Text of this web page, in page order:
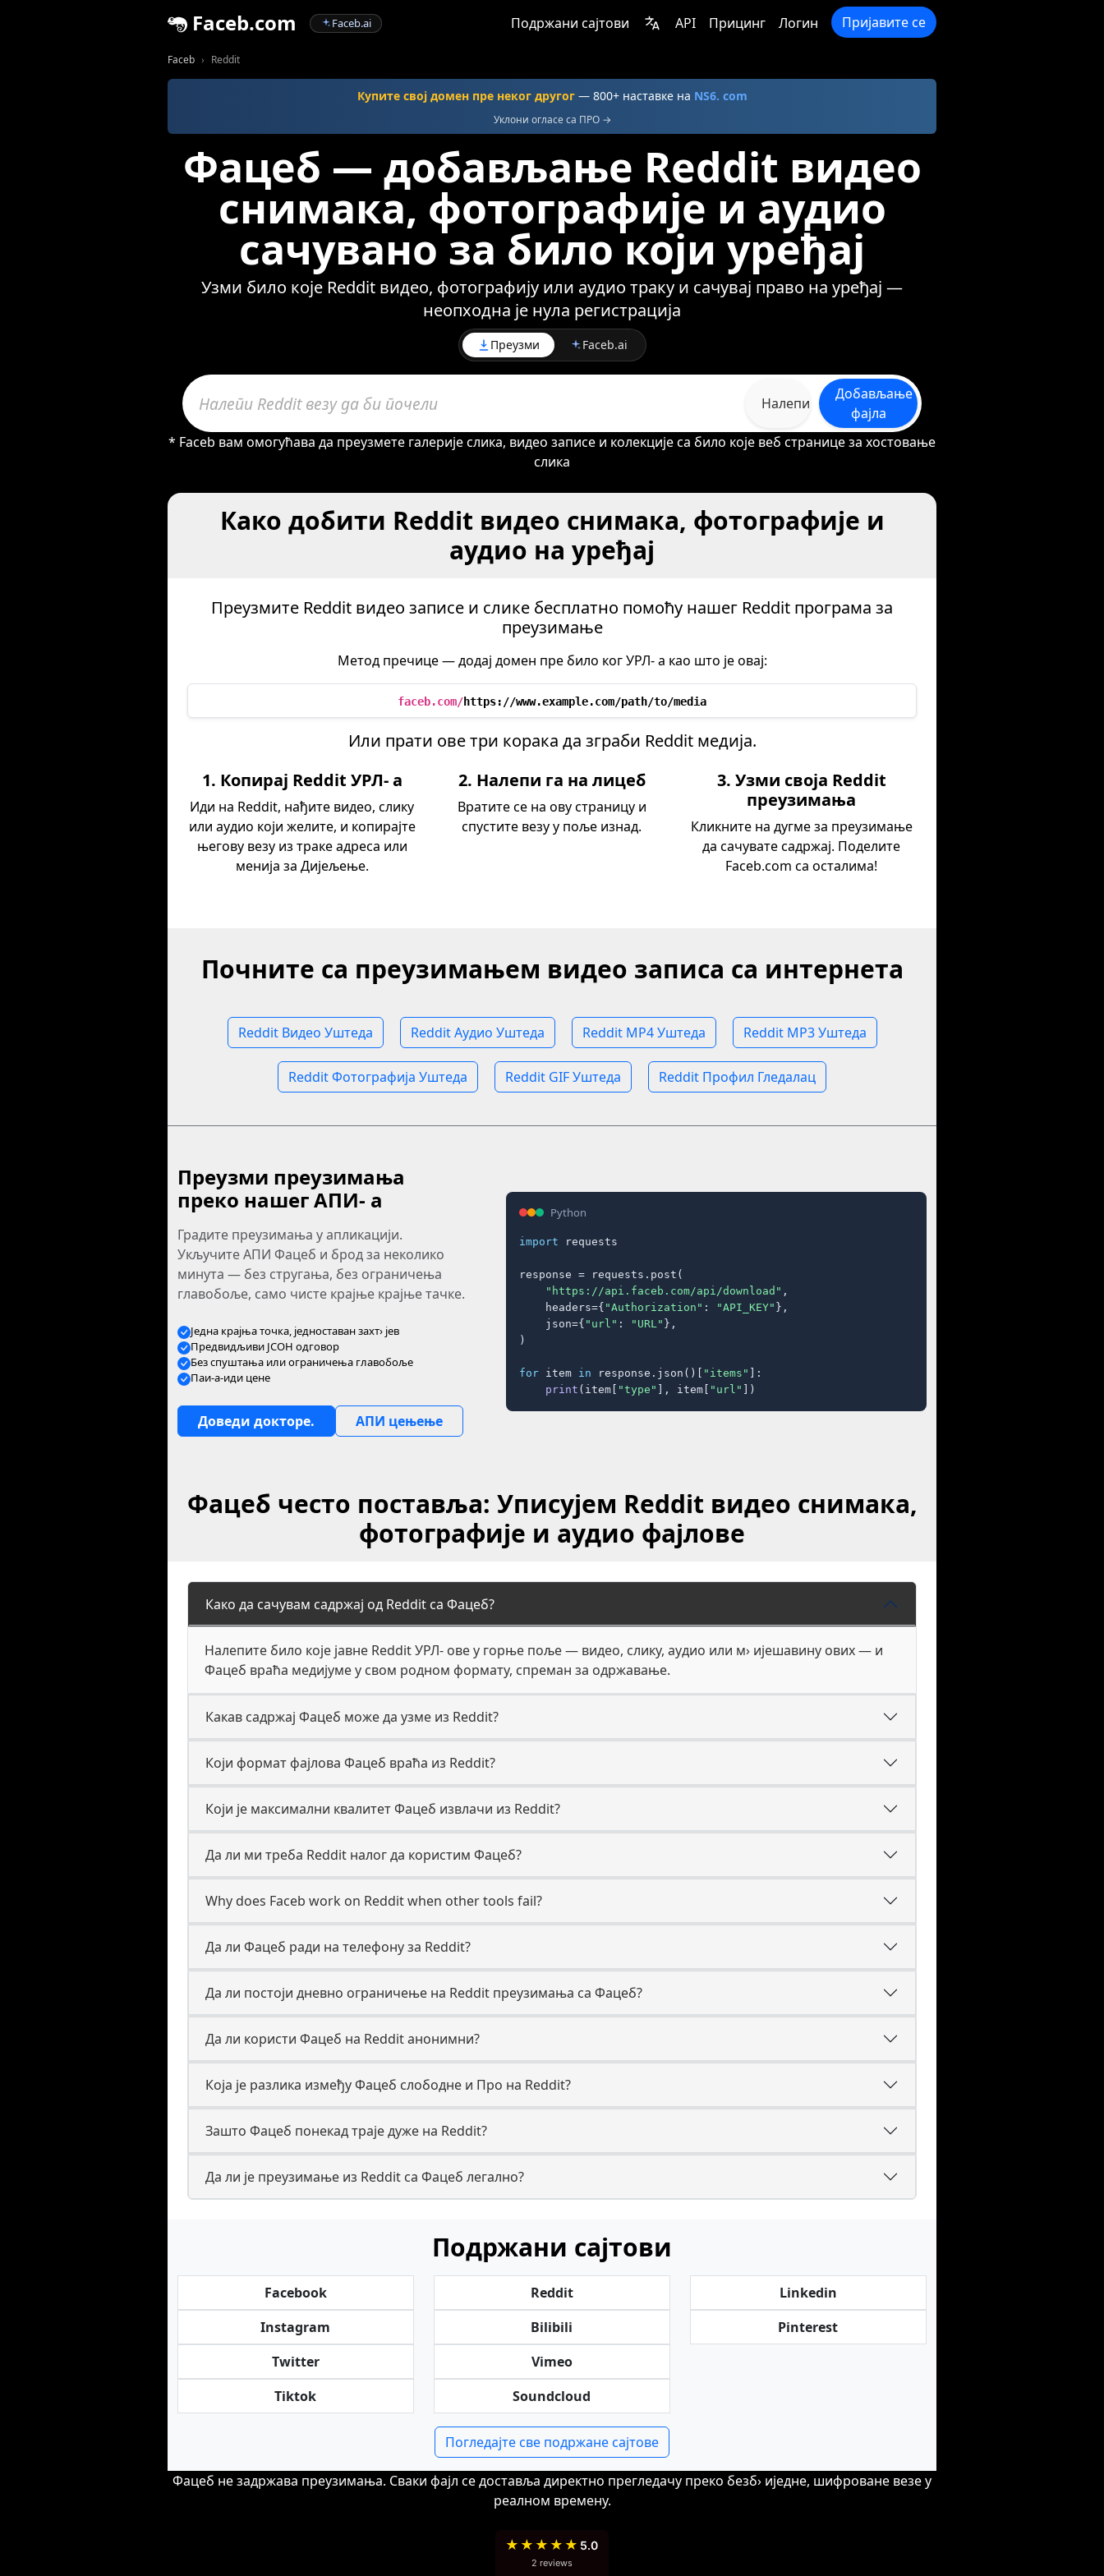
Faceb.com Faceb.ai Подржани сајтови API Прицинг Логин Пријавите се
Faceb Reddit
Купите свој домен пре неког другог— 800+ наставке на NS6. com
Уклони огласе са ПРО →
Фацеб — добављање Reddit видео
снимака, фотографије и аудио
сачувано за било који уређај
Узми било које Reddit видео, фотографију или аудио траку и сачувај право на уређај —
неопходна је нула регистрација
Преузми Faceb.ai
Налепи
Добављање
фајла
* Faceb вам омогућава да преузмете галерије слика, видео записе и колекције са било које веб странице за хостовање
слика
Како добити Reddit видео снимака, фотографије и
аудио на уређај
Преузмите Reddit видео записе и слике бесплатно помоћу нашег Reddit програма за
преузимање
Метод пречице — додај домен пре било ког УРЛ‐ а као што је овај:
faceb.com/https://www.example.com/path/to/media
Или прати ове три корака да зграби Reddit медија.
1. Копирај Reddit УРЛ‐ а
Иди на Reddit, нађите видео, слику
или аудио који желите, и копирајте
његову везу из траке адреса или
менија за Дијељење.
2. Налепи га на лицеб
Вратите се на ову страницу и
спустите везу у поље изнад.
3. Узми своја Reddit
преузимања
Кликните на дугме за преузимање
да сачувате садржај. Поделите
Faceb.com са осталима!
Почните са преузимањем видео записа са интернета
Reddit Видео Уштеда Reddit Аудио Уштеда Reddit MP4 Уштеда Reddit MP3 Уштеда
Reddit Фотографија Уштеда Reddit GIF Уштеда Reddit Профил Гледалац
Преузми преузимања
преко нашег АПИ‐ а
Градите преузимања у апликацији.
Укључите АПИ Фацеб и брод за неколико
минута — без стругања, без ограничења
главобоље, само чисте крајње крајње тачке.
Једна крајња точка, једноставан захт› јев
Предвидљиви ЈСОН одговор
Без спуштања или ограничења главобоље
Паи-а-иди цене
Доведи докторе. АПИ цењење
Python
import requests
response = requests.post(
"https://api.faceb.com/api/download" ,
    headers={
"Authorization" : "API_KEY" },
    json={
"url" : "URL" },
)
for item in response.json()[ "items" ]:
print (item[ "type" ], item[ "url" ])
Фацеб често поставља: Уписујем Reddit видео снимака,
фотографије и аудио фајлове
Како да сачувам садржај од Reddit са Фацеб?
Налепите било које јавне Reddit УРЛ‐ ове у горње поље — видео, слику, аудио или м› ијешавину ових — и
Фацеб враћа медијуме у свом родном формату, спреман за одржавање.
Какав садржај Фацеб може да узме из Reddit?
Који формат фајлова Фацеб враћа из Reddit?
Који је максимални квалитет Фацеб извлачи из Reddit?
Да ли ми треба Reddit налог да користим Фацеб?
Why does Faceb work on Reddit when other tools fail?
Да ли Фацеб ради на телефону за Reddit?
Да ли постоји дневно ограничење на Reddit преузимања са Фацеб?
Да ли користи Фацеб на Reddit анонимни?
Која је разлика између Фацеб слободне и Про на Reddit?
Зашто Фацеб понекад траје дуже на Reddit?
Да ли је преузимање из Reddit са Фацеб легално?
Подржани сајтови
Facebook
Instagram
Twitter
Tiktok
Reddit
Bilibili
Vimeo
Soundcloud
Linkedin
Pinterest
Погледајте све подржане сајтове
Фацеб не задржава преузимања. Сваки фајл се доставља директно прегледачу преко безб› иједне, шифроване везе у
реалном времену.
★ ★ ★ ★ ★ 5.0
2 reviews